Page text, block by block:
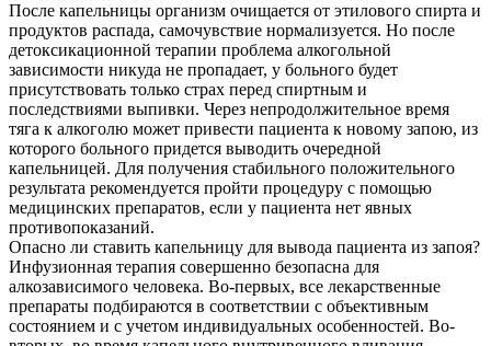
После капельницы организм очищается от этилового спирта и
продуктов распада, самочувствие нормализуется. Но после
детоксикационной терапии проблема алкогольной
зависимости никуда не пропадает, у больного будет
присутствовать только страх перед спиртным и
последствиями выпивки. Через непродолжительное время
тяга к алкоголю может привести пациента к новому запою, из
которого больного придется выводить очередной
капельницей. Для получения стабильного положительного
результата рекомендуется пройти процедуру с помощью
медицинских препаратов, если у пациента нет явных
противопоказаний.
Опасно ли ставить капельницу для вывода пациента из запоя?
Инфузионная терапия совершенно безопасна для
алкозависимого человека. Во-первых, все лекарственные
препараты подбираются в соответствии с объективным
состоянием и с учетом индивидуальных особенностей. Во-